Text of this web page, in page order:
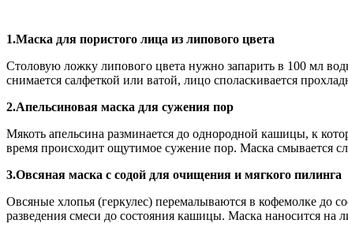
1.Маска для пористого лица из липового цвета
Столовую ложку липового цвета нужно запарить в 100 мл
снимается салфеткой или ватой, лицо споласкивается
2.Апельсиновая маска для сужения пор
Мякоть апельсина разминается до однородной кашицы, к
время происходит ощутимое сужение пор. Маска смывается
3.Овсяная маска с содой для очищения и мягкого пилинга
Овсяные хлопья (геркулес) перемалываются в кофемолке до
разведения смеси до состояния кашицы. Маска наносится на